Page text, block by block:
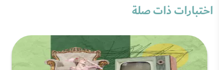
اختبارات ذات صلة